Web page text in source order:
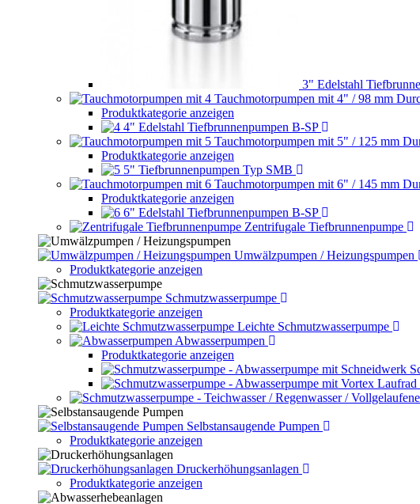
3" Edelstahl
Tauchmotorpumpen mit 4" / 98 mm
Produktkategorie anzeigen
4" Edelstahl Tiefbrunnenpumpen B-SP
Tauchmotorpumpen mit 5" / 125 mm
Produktkategorie anzeigen
5" Tiefbrunnenpumpen Typ SMB
Tauchmotorpumpen mit 6" / 145 mm
Produktkategorie anzeigen
6" Edelstahl Tiefbrunnenpumpen B-SP
Zentrifugale Tiefbrunnenpumpe
Umwälzpumpen / Heizungspumpen
Produktkategorie anzeigen
Schmutzwasserpumpe
Produktkategorie anzeigen
Leichte Schmutzwasserpumpe
Abwasserpumpen
Produktkategorie anzeigen
Selbstansaugende Pumpen
Produktkategorie anzeigen
Druckerhöhungsanlagen
Produktkategorie anzeigen